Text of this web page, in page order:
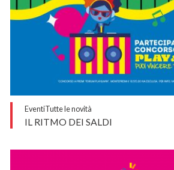
EventiTutte le novità
IL RITMO DEI SALDI